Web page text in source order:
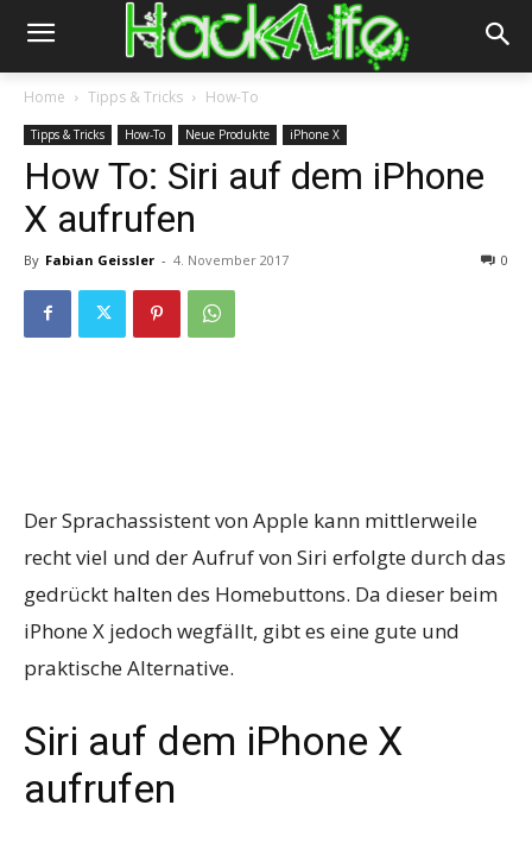
Home Tipps & Tricks How-To
Tipps & Tricks How-To Neue Produkte iPhone X
How To: Siri auf dem iPhone
X aufrufen
By Fabian Geissler - 4. November 2017 0
Der Sprachassistent von Apple kann mittlerweile
recht viel und der Aufruf von Siri erfolgte durch das
gedrückt halten des Homebuttons. Da dieser beim
iPhone X jedoch wegfällt, gibt es eine gute und
praktische Alternative.
Siri auf dem iPhone X
aufrufen